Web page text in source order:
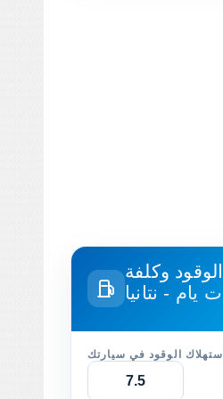
وكلفة
يام - نتانيا
استهلاك الوقود في سيارتك